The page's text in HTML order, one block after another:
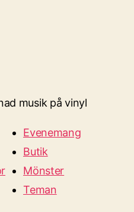
musik på vinyl
Evenemang
Butik
Mönster
Teman